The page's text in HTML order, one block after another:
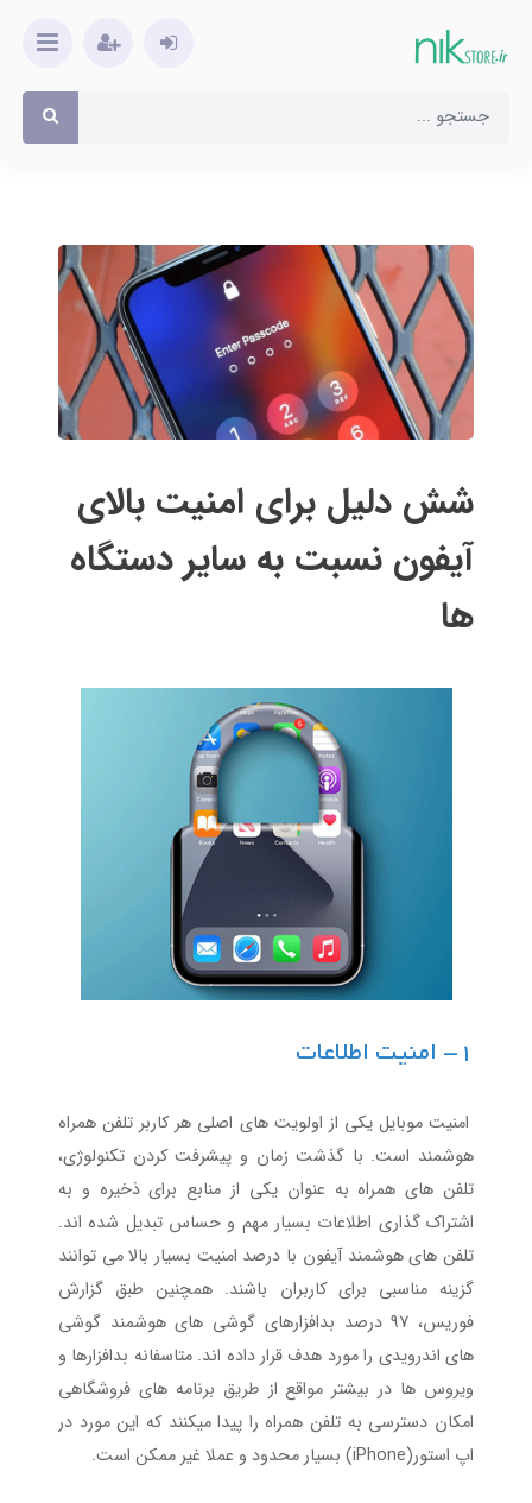
شش دلیل برای امنیت بالای
آیفون نسبت به سایر دستگاه
ها
1- امنیت اطلاعات
امنیت موبایل یکی از اولویت های اصلی هر کاربر تلفن همراه
هوشمند است. با گذشت زمان و پیشرفت کردن تکنولوژی،
تلفن های همراه به عنوان یکی از منابع برای ذخیره و به
اشتراک گذاری اطلاعات بسیار مهم و حساس تبدیل شده اند.
تلفن های هوشمند آیفون با درصد امنیت بسیار بالا می توانند
گزینه مناسبی برای کاربران باشند. همچنین طبق گزارش
فوریس، 97 درصد بدافزارهای گوشی های هوشمند گوشی
های اندرویدی را مورد هدف قرار داده اند. متاسفانه بدافزارها و
ویروس ها در بیشتر مواقع از طریق برنامه های فروشگاهی
امکان دسترسی به تلفن همراه را پیدا میکنند که این مورد در
اپ استور(iPhone) بسیار محدود و عملا غیر ممکن است.